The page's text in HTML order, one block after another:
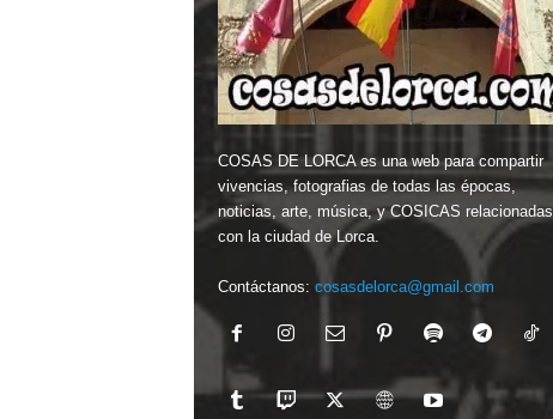
COSAS DE LORCA es una web para compartir
vivencias, fotografias de todas las épocas,
noticias, arte, música, y COSICAS relacionadas
con la ciudad de Lorca.
Contáctanos: cosasdelorca@gmail.com